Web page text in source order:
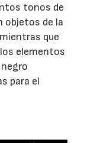
tonos de
objetos de la
que
elementos
para el